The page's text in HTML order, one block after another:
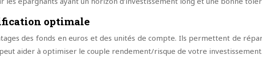
optimale
des fonds en euros et des unités de compte. Ils permettent de
aider à optimiser le couple rendement/risque de votre investissement.